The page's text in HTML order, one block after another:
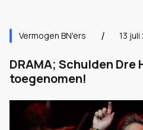
Vermogen BN'ers 13
DRAMA; Schulden Dre
toegenomen!